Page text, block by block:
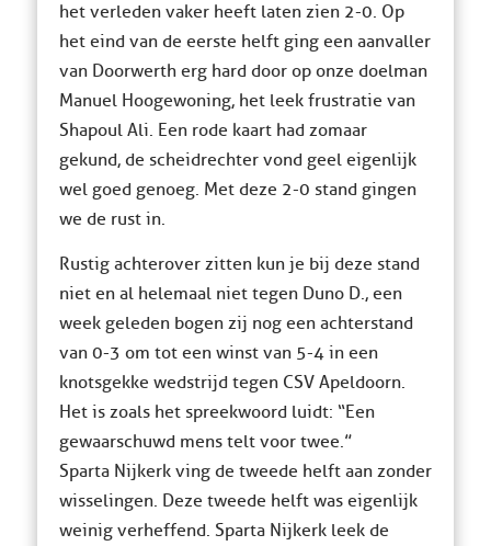
het verleden vaker heeft laten zien 2-0. Op
het eind van de eerste helft ging een aanvaller
van Doorwerth erg hard door op onze doelman
Manuel Hoogewoning, het leek frustratie van
Shapoul Ali. Een rode kaart had zomaar
gekund, de scheidrechter vond geel eigenlijk
wel goed genoeg. Met deze 2-0 stand gingen
we de rust in.
Rustig achterover zitten kun je bij deze stand
niet en al helemaal niet tegen Duno D., een
week geleden bogen zij nog een achterstand
van 0-3 om tot een winst van 5-4 in een
knotsgekke wedstrijd tegen CSV Apeldoorn.
Het is zoals het spreekwoord luidt: “Een
gewaarschuwd mens telt voor twee.”
Sparta Nijkerk ving de tweede helft aan zonder
wisselingen. Deze tweede helft was eigenlijk
weinig verheffend. Sparta Nijkerk leek de